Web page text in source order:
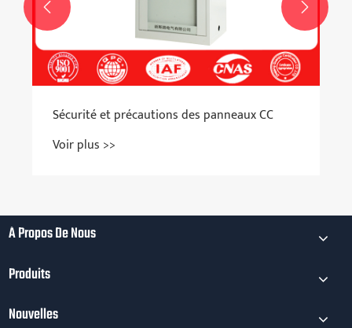
Sécurité et précautions des panneaux CC
Voir plus >>
 
À Propos De Nous
Produits
Nouvelles